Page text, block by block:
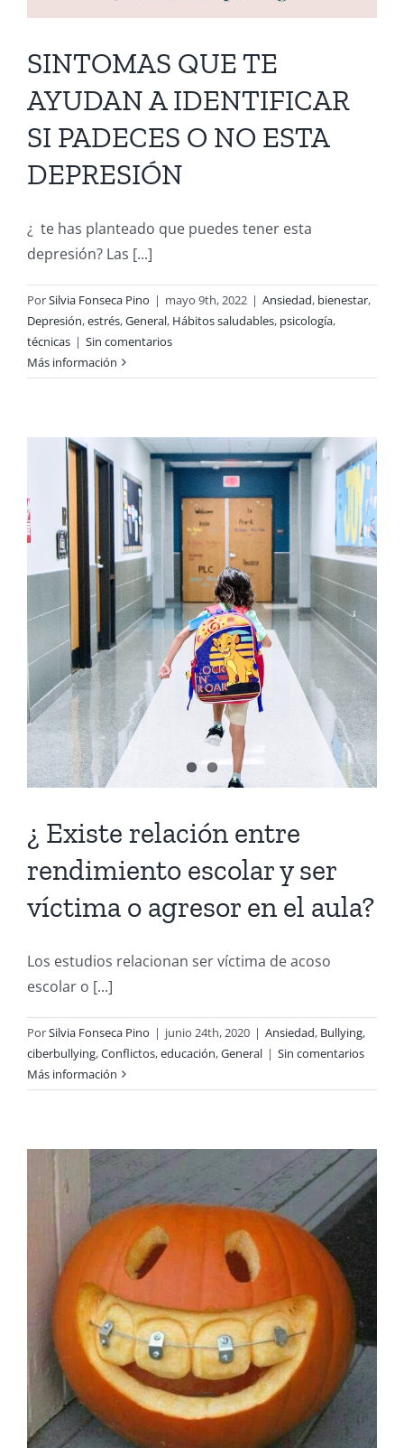
SINTOMAS QUE TE
AYUDAN A IDENTIFICAR
SI PADECES O NO ESTA
DEPRESIÓN
¿ te has planteado que puedes tener esta
depresión? Las [...]
PorSilvia Fonseca Pino | mayo 9th, 2022 | Ansiedad, bienestar,
Depresión,estrés,General, Hábitos saludables, psicología,
técnicas | Sin comentarios
Más información
¿ Existe relación entre
rendimiento escolar y ser
víctima o agresor en el aula?
Los estudios relacionan ser víctima de acoso
escolar o [...]
PorSilvia Fonseca Pino | junio 24th, 2020 | Ansiedad, Bullying,
ciberbullying,Conflictos,educación,General | Sin comentarios
Más información